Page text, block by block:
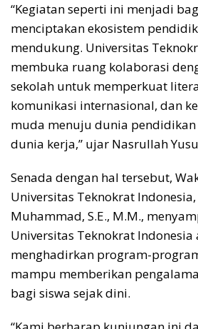
“Kegiatan seperti ini menjadi
menciptakan ekosistem
mendukung. Universitas
membuka ruang kolaborasi
sekolah untuk memperkuat
komunikasi internasional, dan
muda menuju dunia
dunia kerja,” ujar Nasrullah
Senada dengan hal tersebut,
Universitas Teknokrat
Muhammad, S.E., M.M.,
Universitas Teknokrat Indonesia
menghadirkan program-
mampu memberikan
bagi siswa sejak dini.